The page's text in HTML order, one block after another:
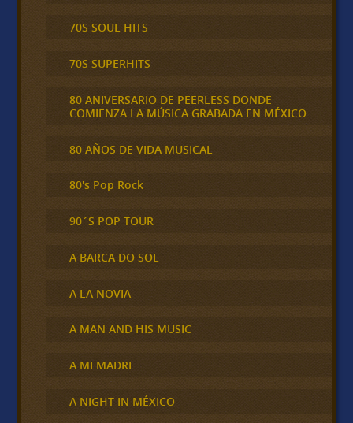
70S SOUL HITS
70S SUPERHITS
80 ANIVERSARIO DE PEERLESS DONDE
COMIENZA LA MÚSICA GRABADA EN MÉXICO
80 AÑOS DE VIDA MUSICAL
80's Pop Rock
90´S POP TOUR
A BARCA DO SOL
A LA NOVIA
A MAN AND HIS MUSIC
A MI MADRE
A NIGHT IN MÉXICO